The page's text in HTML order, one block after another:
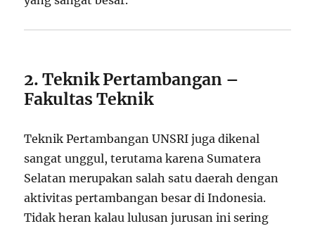
2. Teknik Pertambangan –
Fakultas Teknik
Teknik Pertambangan UNSRI juga dikenal
sangat unggul, terutama karena Sumatera
Selatan merupakan salah satu daerah dengan
aktivitas pertambangan besar di Indonesia.
Tidak heran kalau lulusan jurusan ini sering